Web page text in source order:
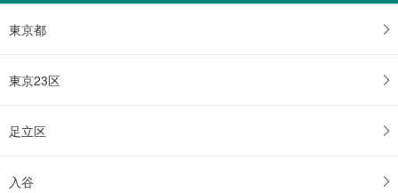
東京都
東京23区
足立区
入谷